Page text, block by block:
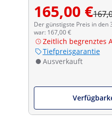
165,00 €
Der günstigste Preis in den
war: 167,00 €
Zeitlich begrenztes
Tiefpreisgarantie
Ausverkauft